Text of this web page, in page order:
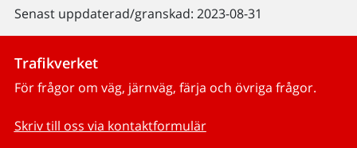
Senast uppdaterad/granskad: 2023-08-31
Trafikverket
För frågor om väg, järnväg, färja och övriga frågor.
Skriv till oss via kontaktformulär